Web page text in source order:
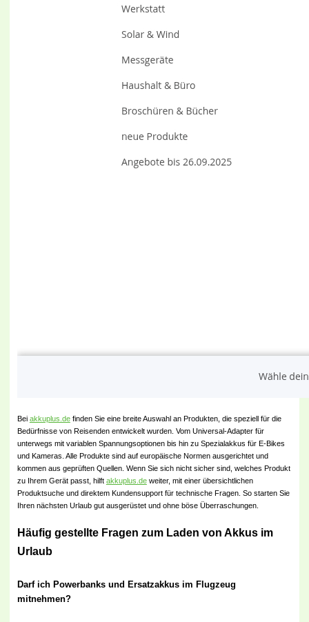
Bei akkuplus.definden Sie eine breite Auswahl an Produkten, die speziell für die
Bedürfnisse von Reisenden entwickelt wurden. Vom Universal-Adapter für
unterwegs mit variablen Spannungsoptionen bis hin zu Spezialakkus für E-Bikes
und Kameras. Alle Produkte sind auf europäische Normen ausgerichtet und
kommen aus geprüften Quellen. Wenn Sie sich nicht sicher sind, welches Produkt
zu Ihrem Gerät passt, hilft akkuplus.deweiter, mit einer übersichtlichen
Produktsuche und direktem Kundensupport für technische Fragen. So starten Sie
Ihren nächsten Urlaub gut ausgerüstet und ohne böse Überraschungen.
Häufig gestellte Fragen zum Laden von Akkus im
Urlaub
Darf ich Powerbanks und Ersatzakkus im Flugzeug
mitnehmen?